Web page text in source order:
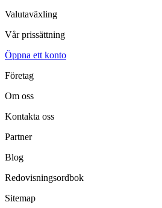
Valutaväxling
Vår prissättning
Öppna ett konto
Företag
Om oss
Kontakta oss
Partner
Blog
Redovisningsordbok
Sitemap